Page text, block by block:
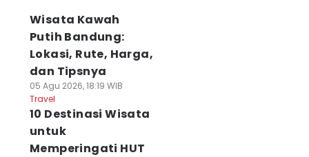
Wisata Kawah
Putih Bandung:
Lokasi, Rute, Harga,
dan Tipsnya
05 Agu 2026, 18:19 WIB
Travel
10 Destinasi Wisata
untuk
Memperingati HUT